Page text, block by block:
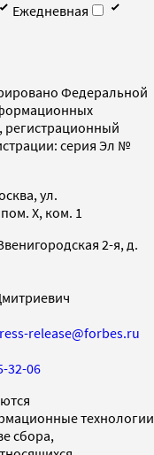
Ежедневная
Федеральной
регистрационный
серия Эл №
ул.
X, ком. 1
2-я, д.
release@forbes.ru
32-06
технологии
сбора,